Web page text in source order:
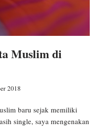
Muslim di
2018
baru sejak memiliki
single, saya mengenakan